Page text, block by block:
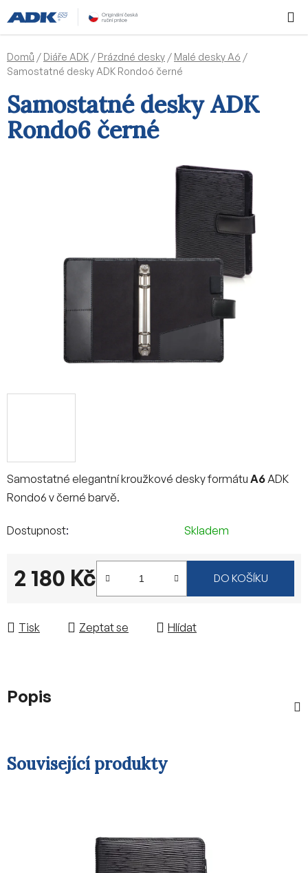
na
obsah
KOŠÍK
Domů / Diáře ADK / Prázdné desky / Malé desky A6 /
Samostatné desky ADK Rondo6 černé
Samostatné elegantní kroužkové desky formátu A6 ADK
Rondo6 v černé barvě.
Dostupnost Skladem
2 180 Kč DO KOŠÍKU
Tisk Zeptat se Hlídat
Samostatné desky ADK
Rondo6 černé
Popis
Související produkty